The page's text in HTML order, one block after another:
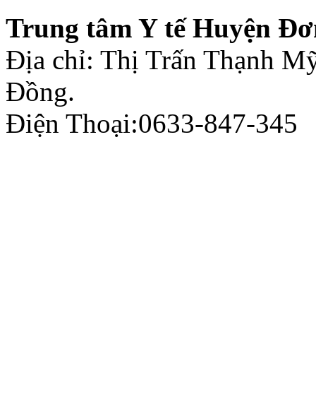
Trung tâm Y tế Huyện
Địa chỉ: Thị Trấn Thạnh
Đồng.
Điện Thoại:0633-847-345